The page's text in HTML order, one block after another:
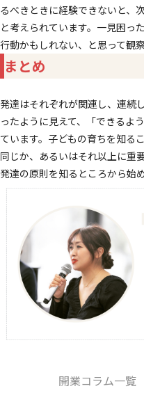
るべきときに経験できないと、
と考えられています。一見困っ
行動かもしれない、と思って観
まとめ
発達はそれぞれが関連し、連続
ったように見えて、「できるよ
ています。子どもの育ちを知る
同じか、あるいはそれ以上に重
発達の原則を知るところから始
開業コラム一覧